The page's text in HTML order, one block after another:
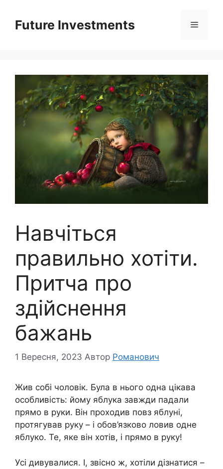
вмістуFuture Investments Меню
Навчіться
правильно хотіти.
Притча про
здійснення
бажань
1 Вересня, 2023 Автор Романович
Жив собі чоловік. Була в нього одна цікава
особливість: йому яблука завжди падали
прямо в руки. Він проходив повз яблуні,
протягував руку – і обов’язково ловив одне
яблуко. Те, яке він хотів, і прямо в руку!
Усі дивувалися. І, звісно ж, хотіли дізнатися –